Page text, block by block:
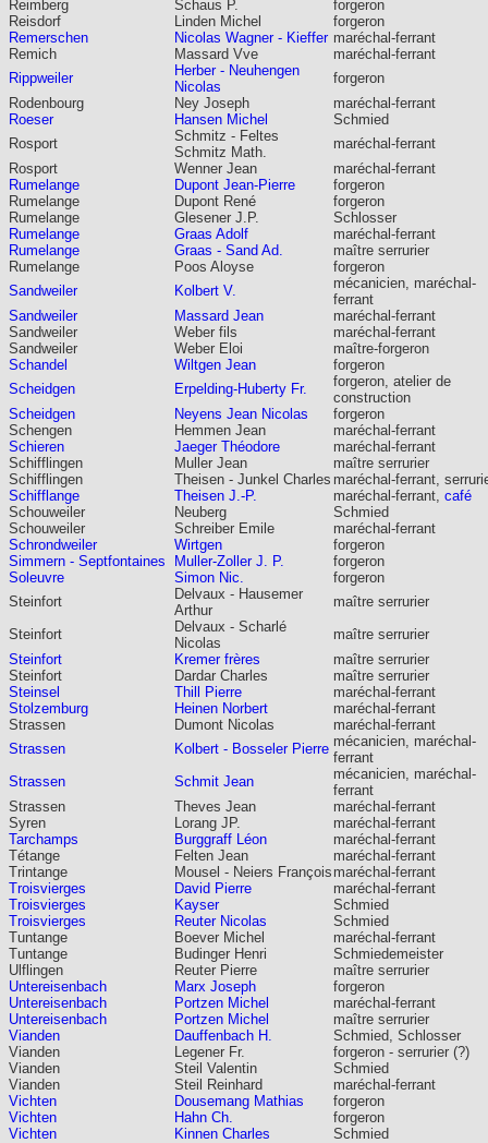
Reimberg Schaus P.
forgeron
Reisdorf
Linden Michel
forgeron
Remerschen
Nicolas Wagner - Kieffer maréchal-ferrant
Remich
Massard Vve
maréchal-ferrant
Rippweiler
Herber - Neuhengen
Nicolas
forgeron
Rodenbourg
Ney Joseph
maréchal-ferrant
Roeser
Hansen Michel
Schmied
Rosport
Schmitz - Feltes
Schmitz Math.
maréchal-ferrant
Rosport
Wenner Jean
maréchal-ferrant
Rumelange
Dupont Jean-Pierre
forgeron
Rumelange
Dupont René
forgeron
Rumelange
Glesener J.P.
Schlosser
Rumelange
Graas Adolf
maréchal-ferrant
Rumelange
Graas - Sand Ad.
maître serrurier
Rumelange
Poos Aloyse
forgeron
Sandweiler
Kolbert V.
mécanicien, maréchal-
ferrant
Sandweiler
Massard Jean
maréchal-ferrant
Sandweiler
Weber fils
maréchal-ferrant
Sandweiler
Weber Eloi
maître-forgeron
Schandel
Wiltgen Jean
forgeron
Scheidgen
Erpelding-Huberty Fr.
forgeron, atelier de
construction
Scheidgen
Neyens Jean Nicolas
forgeron
Schengen
Hemmen Jean
maréchal-ferrant
Schieren
Jaeger Théodore
maréchal-ferrant
Schifflingen
Muller Jean
maître serrurier
Schifflingen
Theisen - Junkel Charles maréchal-ferrant,
Schifflange
Theisen J.-P. maréchal-ferrant, café
Schouweiler
Neuberg
Schmied
Schouweiler
Schreiber Emile
maréchal-ferrant
Schrondweiler
Wirtgen
forgeron
Simmern - Septfontaines
Muller-Zoller J. P.
forgeron
Soleuvre
Simon Nic.
forgeron
Steinfort
Delvaux - Hausemer
Arthur
maître serrurier
Steinfort
Delvaux - Scharlé
Nicolas
maître serrurier
Steinfort
Kremer frères
maître serrurier
Steinfort
Dardar Charles
maître serrurier
Steinsel
Thill Pierre
maréchal-ferrant
Stolzemburg
Heinen Norbert
maréchal-ferrant
Strassen
Dumont Nicolas
maréchal-ferrant
Strassen
Kolbert - Bosseler Pierre mécanicien, maréchal-
ferrant
Strassen
Schmit Jean
mécanicien, maréchal-
ferrant
Strassen
Theves Jean
maréchal-ferrant
Syren
Lorang JP.
maréchal-ferrant
Tarchamps
Burggraff Léon
maréchal-ferrant
Tétange
Felten Jean
maréchal-ferrant
Trintange
Mousel - Neiers François maréchal-ferrant
Troisvierges
David Pierre
maréchal-ferrant
Troisvierges
Kayser
Schmied
Troisvierges
Reuter Nicolas
Schmied
Tuntange
Boever Michel
maréchal-ferrant
Tuntange
Budinger Henri
Schmiedemeister
Ulflingen
Reuter Pierre
maître serrurier
Untereisenbach
Marx Joseph
forgeron
Untereisenbach
Portzen Michel
maréchal-ferrant
Untereisenbach
Portzen Michel
maître serrurier
Vianden
Dauffenbach H.
Schmied, Schlosser
Vianden
Legener Fr.
forgeron - serrurier (?)
Vianden
Steil Valentin
Schmied
Vianden
Steil Reinhard
maréchal-ferrant
Vichten
Dousemang Mathias
forgeron
Vichten
Hahn Ch.
forgeron
Vichten
Kinnen Charles
Schmied